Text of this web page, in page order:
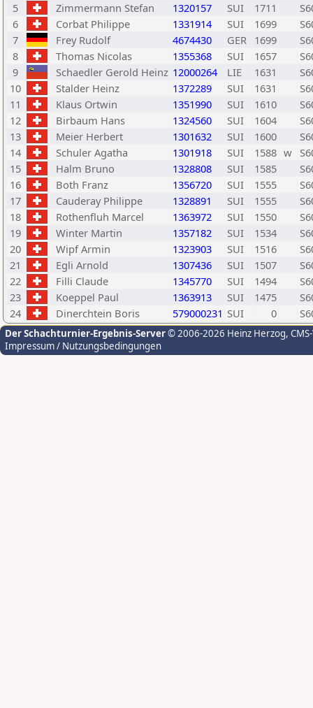
5
Zimmermann Stefan 1320157 SUI 1711
6
Corbat Philippe 1331914 SUI 1699
7
Frey Rudolf 4674430 GER 1699
8
Thomas Nicolas 1355368 SUI 1657
9
Schaedler Gerold Heinz 12000264 LIE 1631
10
Stalder Heinz 1372289 SUI 1631
11
Klaus Ortwin 1351990 SUI 1610
12
Birbaum Hans 1324560 SUI 1604
13
Meier Herbert 1301632 SUI 1600
14
Schuler Agatha 1301918 SUI 1588 w
15
Halm Bruno 1328808 SUI 1585
16
Both Franz 1356720 SUI 1555
17
Cauderay Philippe 1328891 SUI 1555
18
Rothenfluh Marcel 1363972 SUI 1550
19
Winter Martin 1357182 SUI 1534
20
Wipf Armin 1323903 SUI 1516
21
Egli Arnold 1307436 SUI 1507
22
Filli Claude 1345770 SUI 1494
23
Koeppel Paul 1363913 SUI 1475
24
Dinerchtein Boris 579000231 SUI 0
Der Schachturnier-Ergebnis-Server© 2006-2026 Heinz Herzog,
Impressum / Nutzungsbedingungen